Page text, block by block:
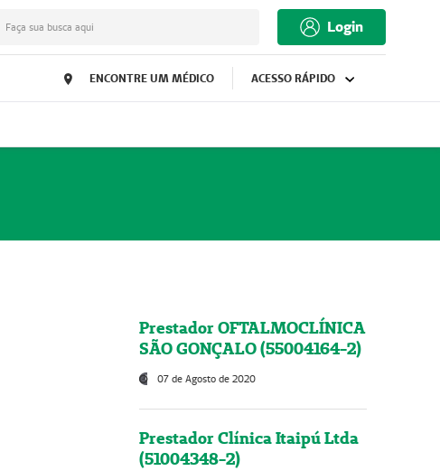
Faça sua busca aqui Login
ENCONTRE UM MÉDICO ACESSO RÁPIDO
Prestador OFTALMOCLÍNICA
SÃO GONÇALO (55004164-2)
07 de Agosto de 2020
Prestador Clínica Itaipú Ltda
(51004348-2)